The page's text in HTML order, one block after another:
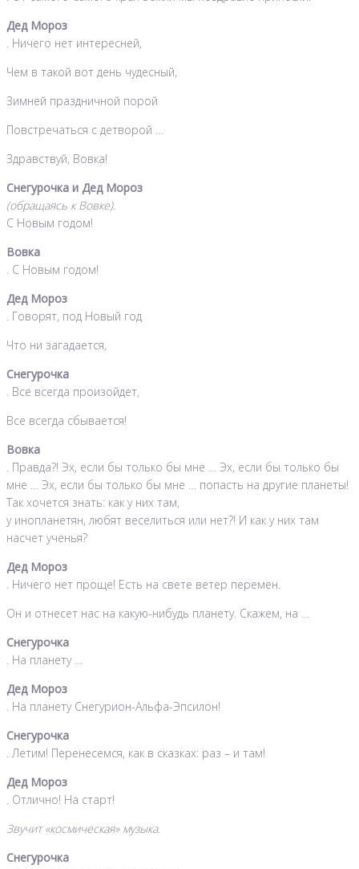
Дед Мороз
. Ничего нет интересней,
Чем в такой вот день чудесный,
Зимней праздничной порой
Повстречаться с детворой …
Здравствуй, Вовка!
Снегурочка и Дед Мороз
(обращаясь к Вовке).
С Новым годом!
Вовка
. С Новым годом!
Дед Мороз
. Говорят, под Новый год
Что ни загадается,
Снегурочка
. Все всегда произойдет,
Все всегда сбывается!
Вовка
. Правда?! Эх, если бы только бы мне … Эх, если бы только бы
мне … Эх, если бы только бы мне … попасть на другие планеты!
Так хочется знать: как у них там,
у инопланетян, любят веселиться или нет?! И как у них там
насчет ученья?
Дед Мороз
. Ничего нет проще! Есть на свете ветер перемен.
Он и отнесет нас на какую-нибудь планету. Скажем, на …
Снегурочка
. На планету …
Дед Мороз
. На планету Снегурион-Альфа-Эпсилон!
Снегурочка
. Летим! Перенесемся, как в сказках: раз – и там!
Дед Мороз
. Отлично! На старт!
Звучит «космическая» музыка.
Снегурочка